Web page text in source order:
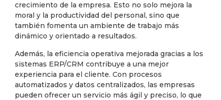
crecimiento de la empresa. Esto no solo mejora la
moral y la productividad del personal, sino que
también fomenta un ambiente de trabajo más
dinámico y orientado a resultados.
Además, la eficiencia operativa mejorada gracias a los
sistemas ERP/CRM contribuye a una mejor
experiencia para el cliente. Con procesos
automatizados y datos centralizados, las empresas
pueden ofrecer un servicio más ágil y preciso, lo que